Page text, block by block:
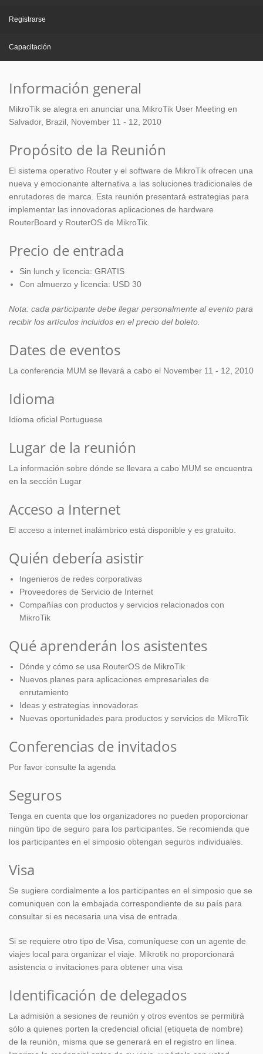
Registrarse
Capacitación
Información general
MikroTik se alegra en anunciar una MikroTik User Meeting en
Salvador, Brazil, November 11 - 12, 2010
Propósito de la Reunión
El sistema operativo Router y el software de MikroTik ofrecen una
nueva y emocionante alternativa a las soluciones tradicionales de
enrutadores de marca. Esta reunión presentará estrategias para
implementar las innovadoras aplicaciones de hardware
RouterBoard y RouterOS de MikroTik.
Precio de entrada
Sin lunch y licencia: GRATIS
Con almuerzo y licencia: USD 30
Nota: cada participante debe llegar personalmente al evento para
recibir los artículos incluidos en el precio del boleto.
Dates de eventos
La conferencia MUM se llevará a cabo el November 11 - 12, 2010
Idioma
Idioma oficial Portuguese
Lugar de la reunión
La información sobre dónde se llevara a cabo MUM se encuentra
en la sección Lugar
Acceso a Internet
El acceso a internet inalámbrico está disponible y es gratuito.
Quién debería asistir
Ingenieros de redes corporativas
Proveedores de Servicio de Internet
Compañías con productos y servicios relacionados con
MikroTik
Qué aprenderán los asistentes
Dónde y cómo se usa RouterOS de MikroTik
Nuevos planes para aplicaciones empresariales de
enrutamiento
Ideas y estrategias innovadoras
Nuevas oportunidades para productos y servicios de MikroTik
Conferencias de invitados
Por favor consulte la agenda
Seguros
Tenga en cuenta que los organizadores no pueden proporcionar
ningún tipo de seguro para los participantes. Se recomienda que
los participantes en el simposio obtengan seguros individuales.
Visa
Se sugiere cordialmente a los participantes en el simposio que se
comuniquen con la embajada correspondiente de su país para
consultar si es necesaria una visa de entrada.
Si se requiere otro tipo de Visa, comuníquese con un agente de
viajes local para organizar el viaje. Mikrotik no proporcionará
asistencia o invitaciones para obtener una visa
Identificación de delegados
La admisión a sesiones de reunión y otros eventos se permitirá
sólo a quienes porten la credencial oficial (etiqueta de nombre)
de la reunión, misma que se generará en el registro en línea.